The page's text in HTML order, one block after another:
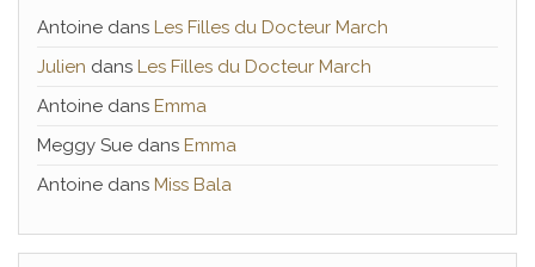
Antoine dans Les Filles du Docteur March
Julien dans Les Filles du Docteur March
Antoine dans Emma
Meggy Sue dans Emma
Antoine dans Miss Bala